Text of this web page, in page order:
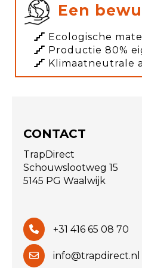
Een
Ecologische
Productie 80%
Klimaatneutrale
CONTACT
TrapDirect
Schouwslootweg 15
5145 PG Waalwijk
+31 416 65 08 70
info@trapdirect.nl